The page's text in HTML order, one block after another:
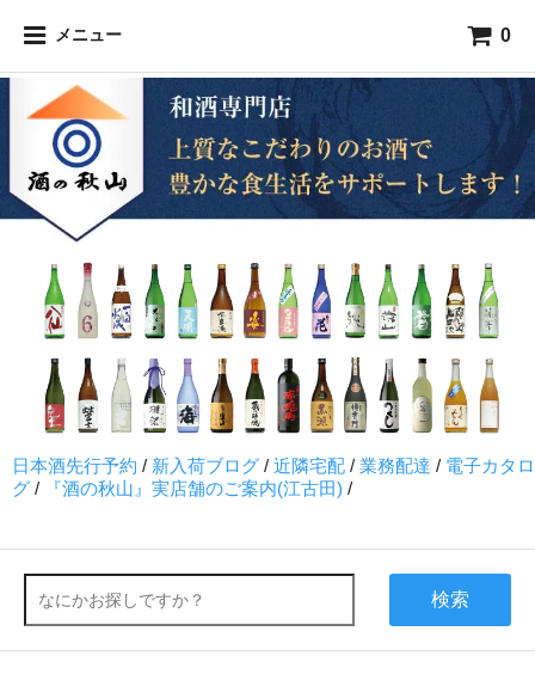
メニュー 0
日本酒先行予約 / 新入荷ブログ / 近隣宅配 / 業務配達 / 電子カタロ
グ / 『酒の秋山』実店舗のご案内(江古田) /
検索